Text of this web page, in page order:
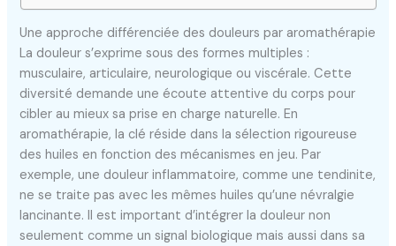
Une approche différenciée des douleurs par aromathérapie
La douleur s’exprime sous des formes multiples :
musculaire, articulaire, neurologique ou viscérale. Cette
diversité demande une écoute attentive du corps pour
cibler au mieux sa prise en charge naturelle. En
aromathérapie, la clé réside dans la sélection rigoureuse
des huiles en fonction des mécanismes en jeu. Par
exemple, une douleur inflammatoire, comme une tendinite,
ne se traite pas avec les mêmes huiles qu’une névralgie
lancinante. Il est important d’intégrer la douleur non
seulement comme un signal biologique mais aussi dans sa